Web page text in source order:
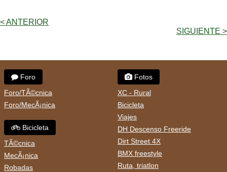
< ANTERIOR
SIGUIENTE >
Foro
Foro/TÃ©cnica
Foro/MecÃ¡nica
Bicicleta
TÃ©cnica
MecÃ¡nica
Robadas
Fotos
XC - Rural
Bicicleta
Viajes
DH Descenso Freeride
Dirt Street 4X
BMX freestyle
Ruta, triatlon